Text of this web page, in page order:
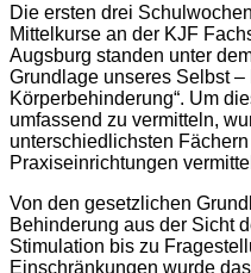
Die ersten drei
Mittelkurse an der KJF
Augsburg standen unter
Grundlage unseres Selbst –
Körperbehinderung“. Um
umfassend zu vermitteln,
unterschiedlichsten
Praxiseinrichtungen
Von den gesetzlichen
Behinderung aus der Sicht
Stimulation bis zu
Einschränkungen wurde